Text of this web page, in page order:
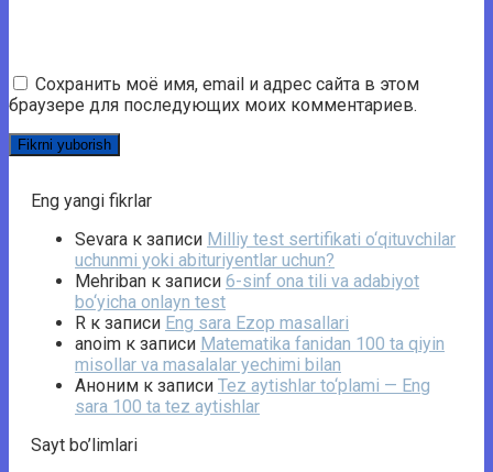
Сохранить моё имя, email и адрес сайта в этом
браузере для последующих моих комментариев.
Eng yangi fikrlar
Sevara к записи Milliy test sertifikati o‘qituvchilar
uchunmi yoki abituriyentlar uchun?
Mehriban к записи 6-sinf ona tili va adabiyot
bo‘yicha onlayn test
R к записи Eng sara Ezop masallari
anoim к записи Matematika fanidan 100 ta qiyin
misollar va masalalar yechimi bilan
Аноним к записи Tez aytishlar to‘plami — Eng
sara 100 ta tez aytishlar
Sayt bo’limlari